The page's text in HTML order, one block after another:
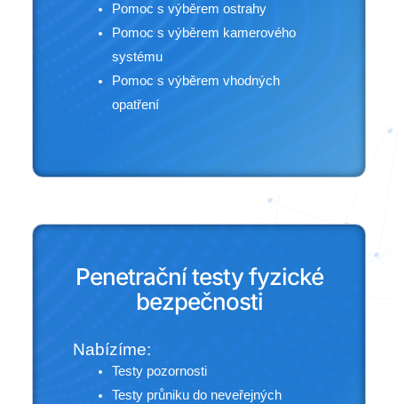
Pomoc s výběrem ostrahy
Pomoc s výběrem kamerového
systému
Pomoc s výběrem vhodných
opatření
Penetrační testy fyzické
bezpečnosti
Nabízíme:
Testy pozornosti
Testy průniku do neveřejných